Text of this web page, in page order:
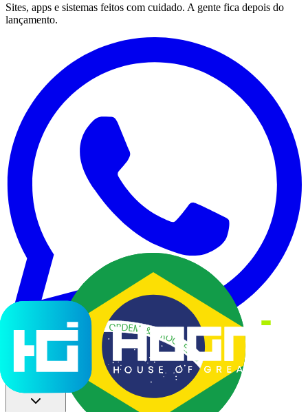
Sites, apps e sistemas feitos com cuidado. A gente fica depois do
lançamento.
Soluções